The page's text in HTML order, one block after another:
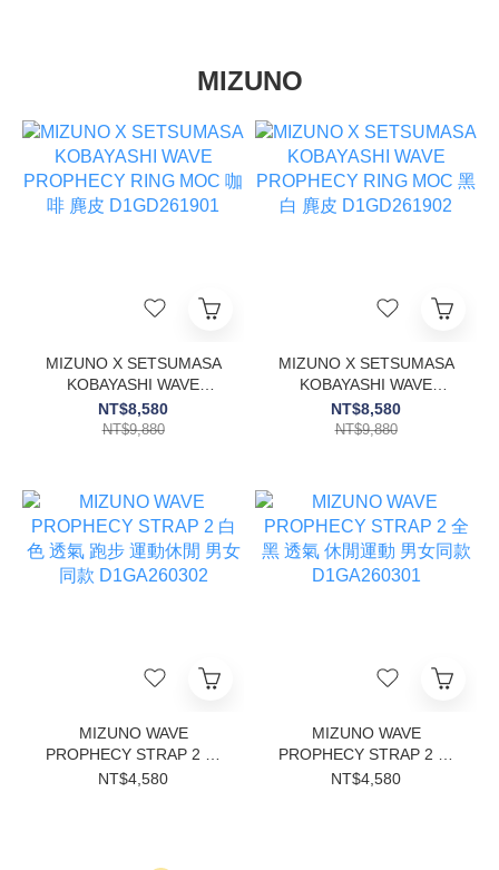
MIZUNO
MIZUNO X SETSUMASA
KOBAYASHI WAVE
PROPHECY RING MOC
咖啡 麂皮 D1GD261901
NT$8,580
NT$9,880
MIZUNO X SETSUMASA
KOBAYASHI WAVE
PROPHECY RING MOC
黑白 麂皮 D1GD261902
NT$8,580
NT$9,880
MIZUNO WAVE
PROPHECY STRAP 2 白
色 透氣 跑步 運動休閒 男
NT$4,580
MIZUNO WAVE
PROPHECY STRAP 2 全
黑 透氣 休閒運動 男女同款
NT$4,580